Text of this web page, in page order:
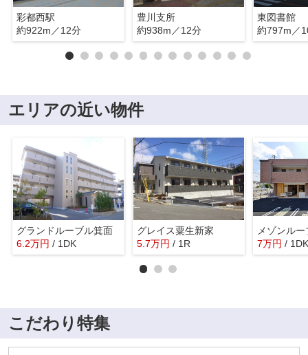
彩都西駅
約922m／12分
豊川支所
約938m／12分
東図書館
約797m／
エリアの近い物件
グランドルーブル箕面
6.2万円 / 1DK
グレイス粟生新家
5.7万円 / 1R
メゾンル
7万円 / 1DK
こだわり特集